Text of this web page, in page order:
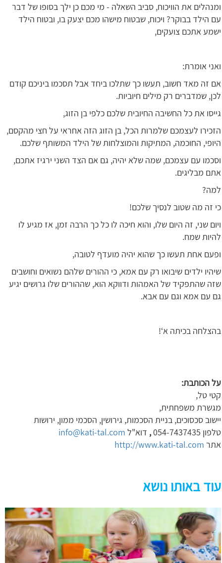
ומנהלים את הוויכוח, סביב השאלה - מי מכם כן ילך בסופו של דבר
עם הילד בבוקר? ויכוח, שבטוח מישהו מכם יצעק בו, ובטוח הילד
ישמע אתכם צועקים,
ואני אומרת:
אם זה מאד חשוב, תעשו כך שתלכו ביחד אבל תסכמו ביניכם קודם
לכן, שמדברים רק מילים חיוביות.
גייסו את כל החשיבה החיובית שלכם כלפי בן הזוג,
הזכירו לעצמכם שלמרות הכל, בן הזוג הזה אחראי על חצי מהקסם,
היופי, החוכמה, המתיקות והמוצלחות של הילד המשותף שלכם.
וסכמו עם עצמכם, שמה שלא יהיה, גם אם הצד השני ירגיז אתכם,
אתם מבליגים.
למה?
כי זה מה שטוב לנסיך שלכם!
ויום שני, זה היום שלו, והוא חיכה לו כל כך הרבה זמן, אז מגיע לו
להיות שמח.
ופעם אחת תעשו כך שהוא יהיה מועדף לטובה,
שיהיו ילדים שיבואו רק עם אמא, כי ההורים שלהם נשואים וחושבים
שזה שהתפקיד של האמהות ודווקא הוא, שההורים שלו גרושים יגיע
גם עם אמא וגם עם אבא.
בהצלחה בכיתה א‘!
על הכותבת:
קטי טל,
מגשרת משפחתית,
יישוב סכסוכים, בניית הסכמות, גירושין, הסכמי ממון, ירושות
טלפון 054-7437435
, דוא"ל info@kati-tal.com
אתר http://www.kati-tal.com
עוד באותו נושא